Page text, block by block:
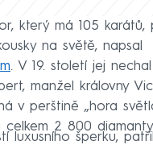
který má 105 karátů,
na světě, napsal
. V 19. století jej nechal
manžel královny
v perštině „hora
2 800
luxusního šperku, patřil